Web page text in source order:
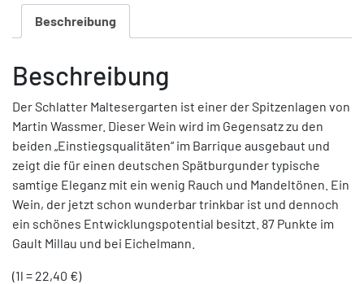
Beschreibung
Beschreibung
Der Schlatter Maltesergarten ist einer der Spitzenlagen von
Martin Wassmer. Dieser Wein wird im Gegensatz zu den
beiden „Einstiegsqualitäten“ im Barrique ausgebaut und
zeigt die für einen deutschen Spätburgunder typische
samtige Eleganz mit ein wenig Rauch und Mandeltönen. Ein
Wein, der jetzt schon wunderbar trinkbar ist und dennoch
ein schönes Entwicklungspotential besitzt. 87 Punkte im
Gault Millau und bei Eichelmann.
(1l = 22,40 €)